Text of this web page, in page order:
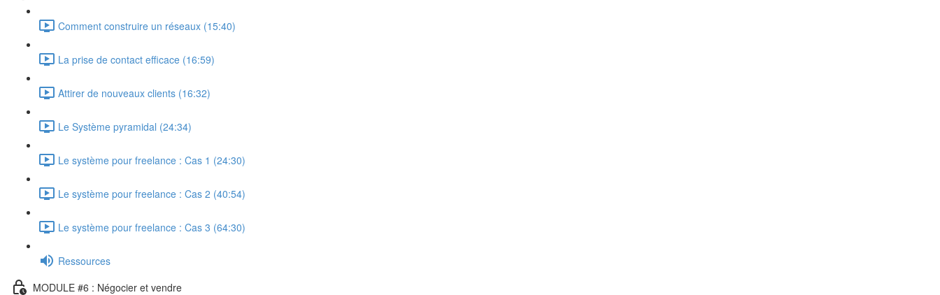
Comment construire un réseaux (15:40)
La prise de contact efficace (16:59)
Attirer de nouveaux clients (16:32)
Le Système pyramidal (24:34)
Le système pour freelance : Cas 1 (24:30)
Le système pour freelance : Cas 2 (40:54)
Le système pour freelance : Cas 3 (64:30)
Ressources
MODULE #6 : Négocier et vendre